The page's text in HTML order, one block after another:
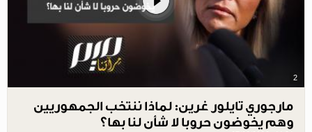
2
مارجوري تايلور غرين: لماذا ننتخب الجمهوريين
وهم يخوضون حروبا لا شأن لنا بها؟